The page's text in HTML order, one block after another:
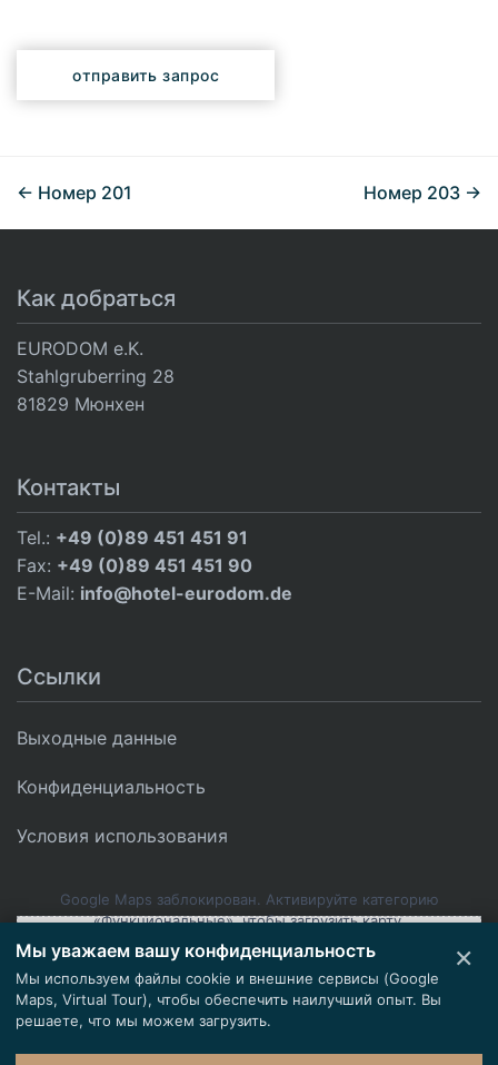
отправить запрос
← Номер 201 Номер 203 →
Как добраться
EURODOM e.K.
Stahlgruberring 28
81829 Мюнхен
Контакты
Tel.: +49 (0)89 451 451 91
Fax: +49 (0)89 451 451 90
E-Mail: info@hotel-eurodom.de
Ссылки
Выходные данные
Конфиденциальность
Условия использования
Google Maps заблокирован. Активируйте категорию
«Функциональные», чтобы загрузить карту.
Загрузить контент Настройки файлов cookie
© 2026 Жильё для рабочих Мюнхен - EURODOM
×
Мы уважаем вашу конфиденциальность
Мы используем файлы cookie и внешние сервисы (Google
Maps, Virtual Tour), чтобы обеспечить наилучший опыт. Вы
решаете, что мы можем загрузить.